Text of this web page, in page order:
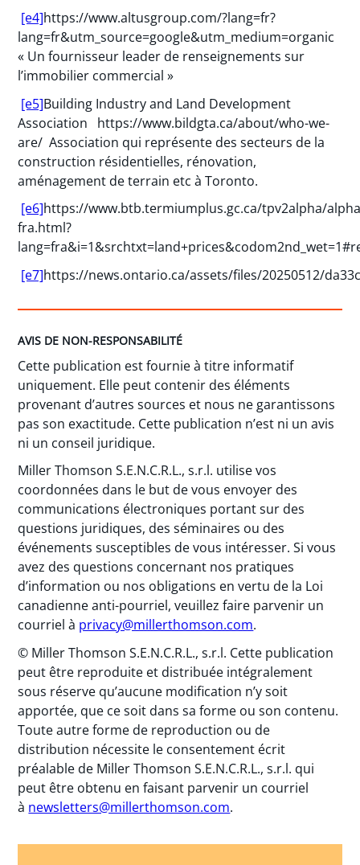
[e4]https://www.altusgroup.com/?lang=fr?
lang=fr&utm_source=google&utm_medium=organic
« Un fournisseur leader de renseignements sur
l’immobilier commercial »
[e5]Building Industry and Land Development
Association https://www.bildgta.ca/about/who-we-
are/ Association qui représente des secteurs de la
construction résidentielles, rénovation,
aménagement de terrain etc à Toronto.
[e6]https://www.btb.termiumplus.gc.ca/tpv2alpha/
fra.html?
[e7]https://news.ontario.ca/assets/files/20250512/
AVIS DE NON-RESPONSABILITÉ
Cette publication est fournie à titre informatif
uniquement. Elle peut contenir des éléments
provenant d’autres sources et nous ne garantissons
pas son exactitude. Cette publication n’est ni un avis
ni un conseil juridique.
Miller Thomson S.E.N.C.R.L., s.r.l. utilise vos
coordonnées dans le but de vous envoyer des
communications électroniques portant sur des
questions juridiques, des séminaires ou des
événements susceptibles de vous intéresser. Si vous
avez des questions concernant nos pratiques
d’information ou nos obligations en vertu de la Loi
canadienne anti-pourriel, veuillez faire parvenir un
courriel à privacy@millerthomson.com.
© Miller Thomson S.E.N.C.R.L., s.r.l. Cette publication
peut être reproduite et distribuée intégralement
sous réserve qu’aucune modification n’y soit
apportée, que ce soit dans sa forme ou son contenu.
Toute autre forme de reproduction ou de
distribution nécessite le consentement écrit
préalable de Miller Thomson S.E.N.C.R.L., s.r.l. qui
peut être obtenu en faisant parvenir un courriel
à newsletters@millerthomson.com.